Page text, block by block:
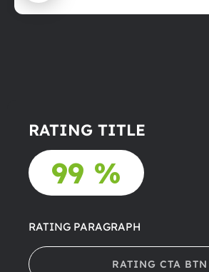
RATING TITLE
99 %
RATING PARAGRAPH
RATING CTA BTN